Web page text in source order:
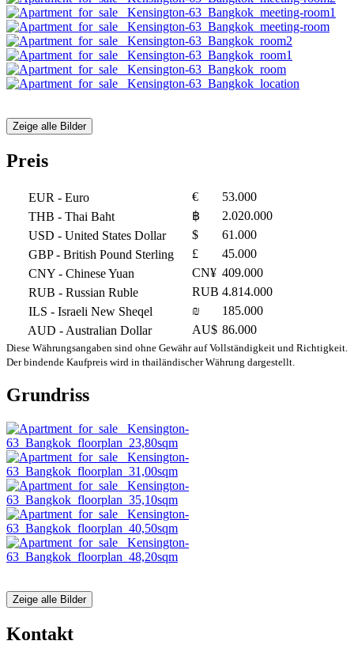
Zeige alle Bilder
Preis
EUR - Euro €
53.000
THB - Thai Baht ฿
2.020.000
USD - United States Dollar $
61.000
GBP- British Pound Sterling £
45.000
CNY - Chinese Yuan CN¥ 409.000
RUB - Russian Ruble RUB 4.814.000
ILS - Israeli New Sheqel ₪
185.000
AUD - Australian Dollar AU$ 86.000
Diese Währungsangaben sind ohne Gewähr auf Vollständigkeit und Richtigkeit.
Der bindende Kaufpreis wird in thailändischer Währung dargestellt.
Grundriss
Zeige alle Bilder
Kontakt